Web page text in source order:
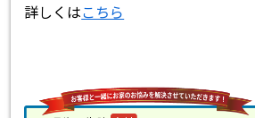
詳しくはこちら